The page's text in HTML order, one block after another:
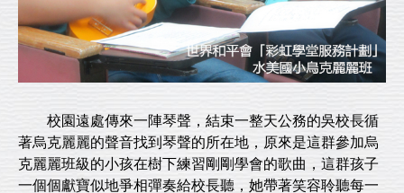
校園遠處傳來一陣琴聲，結束一整天公務的吳校長循
著烏克麗麗的聲音找到琴聲的所在地，原來是這群參加烏
克麗麗班級的小孩在樹下練習剛剛學會的歌曲，這群孩子
一個個獻寶似地爭相彈奏給校長聽，她帶著笑容聆聽每一